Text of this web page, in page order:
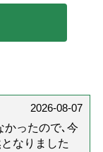
2026-08-07
かったので､今
なりました